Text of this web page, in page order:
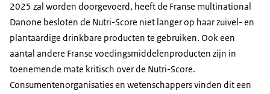
2025 zal worden doorgevoerd, heeft de Franse multinational
Danone besloten de Nutri-Score niet langer op haar zuivel- en
plantaardige drinkbare producten te gebruiken. Ook een
aantal andere Franse voedingsmiddelenproducten zijn in
toenemende mate kritisch over de Nutri-Score.
Consumentenorganisaties en wetenschappers vinden dit een